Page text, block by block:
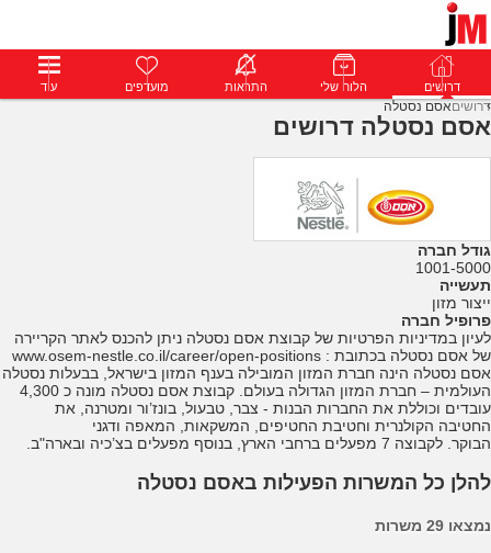
דרושים פרופילים הודעות פרימיום דרושים הלוח שלי התראות מועדפים עוד
דרושיםאסם נסטלה
אסם נסטלה דרושים
גודל חברה
1001-5000
תעשייה
ייצור מזון
פרופיל חברה
לעיון במדיניות הפרטיות של קבוצת אסם נסטלה ניתן להכנס לאתר הקריירה
של אסם נסטלה בכתובת : www.osem-nestle.co.il/career/open-positions
אסם נסטלה הינה חברת המזון המובילה בענף המזון בישראל, בבעלות נסטלה
העולמית – חברת המזון הגדולה בעולם. קבוצת אסם נסטלה מונה כ 4,300
עובדים וכוללת את החברות הבנות - צבר, טבעול, בונז’ור ומטרנה, את
החטיבה הקולנרית וחטיבת החטיפים, המשקאות, המאפה ודגני
הבוקר. לקבוצה 7 מפעלים ברחבי הארץ, בנוסף מפעלים בצ’כיה ובארה"ב.
להלן כל המשרות הפעילות באסם נסטלה
נמצאו 29 משרות